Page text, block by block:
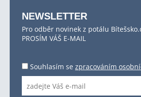
NEWSLETTER
Pro odběr novinek z potálu
PROSÍM VÁŠ E-MAIL
Souhlasím se zpracováním